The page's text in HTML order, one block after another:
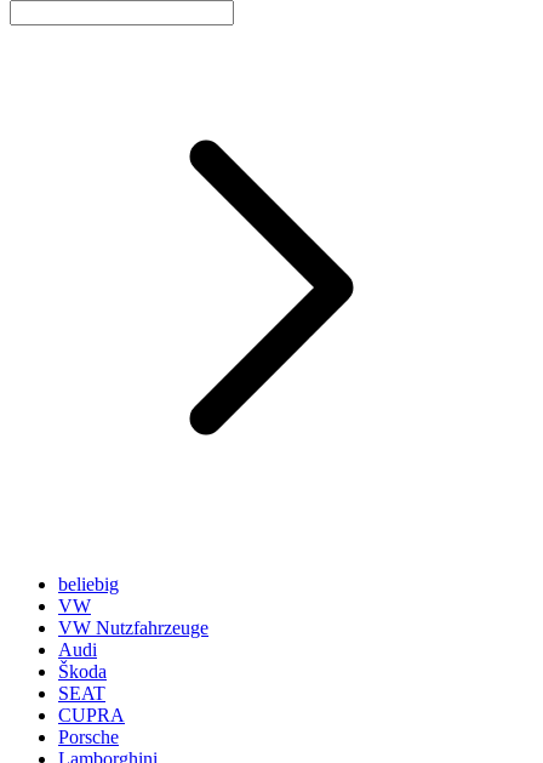
beliebig
VW
VW Nutzfahrzeuge
Audi
Škoda
SEAT
CUPRA
Porsche
Lamborghini